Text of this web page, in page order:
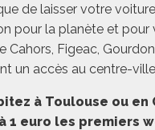
de laisser votre
pour la planète et
Cahors, Figeac,
un accès au centre-
à Toulouse ou
1 euro les premiers